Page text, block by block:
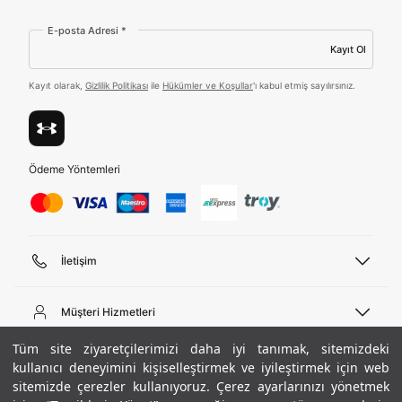
Tüm site ziyaretçilerimizi daha iyi tanımak, sitemizdeki
kullanıcı deneyimini kişiselleştirmek ve iyileştirmek için web
sitemizde çerezler kullanıyoruz. Çerez ayarlarınızı yönetmek
E-posta Adresi *
Kayıt Ol
Kayıt olarak, Gizlilik Politikası ile Hükümler ve Koşullar'ı kabul etmiş sayılırsınız.
Ödeme Yöntemleri
İletişim
444 02 00
Pazartesi - Cuma 09:00 - 18:00
E-posta
bilgi@underarmour.com
Müşteri Hizmetleri
Sipariş Sorgulama
Bize Ulaşın
Teslimat Bilgileri
Hakkımızda
Ticari Bilgiler